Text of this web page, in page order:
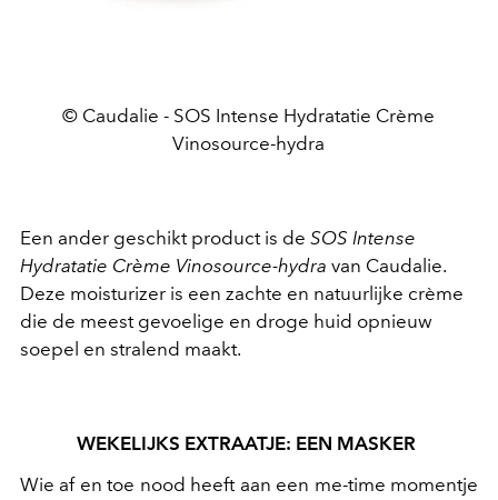
© Caudalie - SOS Intense Hydratatie Crème
Vinosource-hydra
Een ander geschikt product is de SOS Intense
Hydratatie Crème Vinosource-hydra van Caudalie.
Deze moisturizer is een zachte en natuurlijke crème
die de meest gevoelige en droge huid opnieuw
soepel en stralend maakt.
WEKELIJKS EXTRAATJE: EEN MASKER
Wie af en toe nood heeft aan een me-time momentje